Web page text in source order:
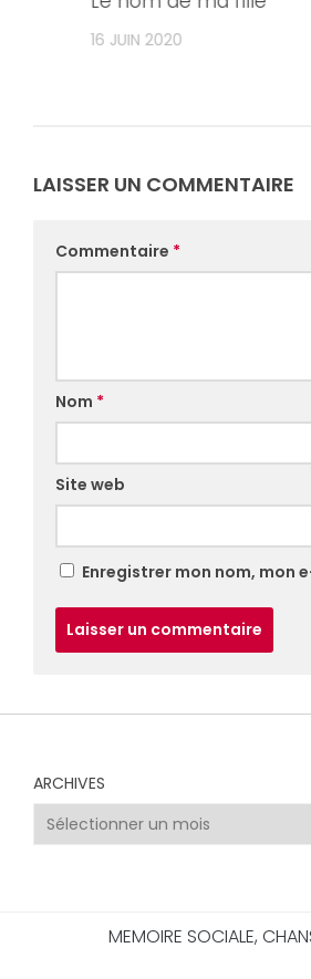
16 JUIN 2020
LAISSER UN COMMENTAIRE
Commentaire *
Nom *
Site web
Enregistrer mon nom, mon
ARCHIVES
Archives
MEMOIRE SOCIALE,